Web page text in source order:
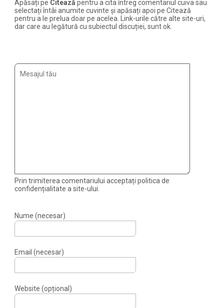
Apăsați pe Citează pentru a cita întreg comentariul cuiva sau
selectați întâi anumite cuvinte și apăsați apoi pe Citează
pentru a le prelua doar pe acelea. Link-urile către alte site-uri,
dar care au legătură cu subiectul discuției, sunt ok.
Prin trimiterea comentariului acceptați politica de
confidențialitate a site-ului.
Nume (necesar)
Email (necesar)
Website (opțional)